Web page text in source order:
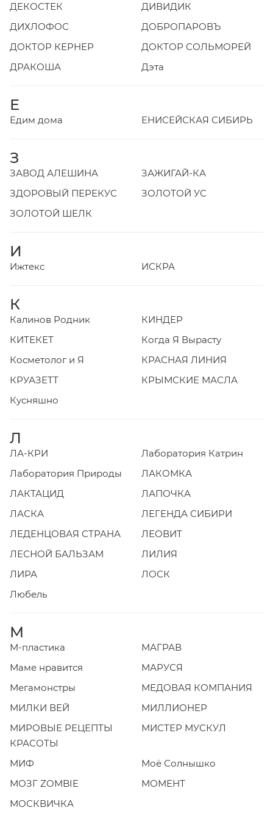
ДЕКОСТЕК
ДИВИДИК
ДИХЛОФОС
ДОБРОПАРОВЪ
ДОКТОР КЕРНЕР
ДОКТОР СОЛЬМОРЕЙ
ДРАКОША
Дэта
Е
Едим дома ЕНИСЕЙСКАЯ СИБИРЬ
З
ЗАВОД АЛЕШИНА
ЗАЖИГАЙ-КА
ЗДОРОВЫЙ ПЕРЕКУС
ЗОЛОТОЙ УС
ЗОЛОТОЙ ШЕЛК
И
Ижтекс ИСКРА
К
Калинов Родник
КИНДЕР
КИТЕКЕТ
Когда Я Вырасту
Косметолог и Я
КРАСНАЯ ЛИНИЯ
КРУАЗЕТТ
КРЫМСКИЕ МАСЛА
Кусняшно
Л
ЛА-КРИ
Лаборатория Катрин
Лаборатория Природы
ЛАКОМКА
ЛАКТАЦИД
ЛАПОЧКА
ЛАСКА
ЛЕГЕНДА СИБИРИ
ЛЕДЕНЦОВАЯ СТРАНА
ЛЕОВИТ
ЛЕСНОЙ БАЛЬЗАМ
ЛИЛИЯ
ЛИРА
ЛОСК
Любель
М
М-пластика
МАГРАВ
Маме нравится
МАРУСЯ
Мегамонстры
МЕДОВАЯ КОМПАНИЯ
МИЛКИ ВЕЙ
МИЛЛИОНЕР
МИРОВЫЕ РЕЦЕПТЫ
КРАСОТЫ
МИСТЕР МУСКУЛ
МИФ
Моё Солнышко
МОЗГ ZOMBIE
МОМЕНТ
МОСКВИЧКА